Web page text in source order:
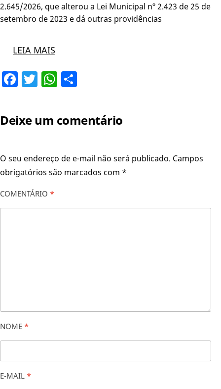
2.645/2026, que alterou a Lei Municipal nº 2.423 de 25 de
setembro de 2023 e dá outras providências
LEIA MAIS
Facebook
TwitterWhatsApp
Deixe um comentário
O seu endereço de e-mail não será publicado. Campos
obrigatórios são marcados com *
COMENTÁRIO *
NOME *
E-MAIL *